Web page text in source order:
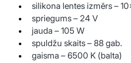
silikona lentes izmērs –
spriegums – 24 V
jauda – 105 W
spuldžu skaits – 88 gab.
gaisma – 6500 K (balta)